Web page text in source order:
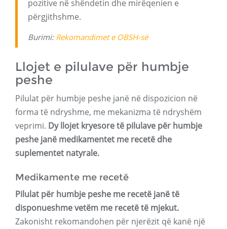
pozitive në shëndetin dhe mirëqenien e
përgjithshme.
Burimi: Rekomandimet e OBSH-së
Llojet e pilulave për humbje
peshe
Pilulat për humbje peshe janë në dispozicion në
forma të ndryshme, me mekanizma të ndryshëm
veprimi. Dy llojet kryesore të pilulave për humbje
peshe janë medikamentet me recetë dhe
suplementet natyrale.
Medikamente me recetë
Pilulat për humbje peshe me recetë janë të
disponueshme vetëm me recetë të mjekut.
Zakonisht rekomandohen për njerëzit që kanë një